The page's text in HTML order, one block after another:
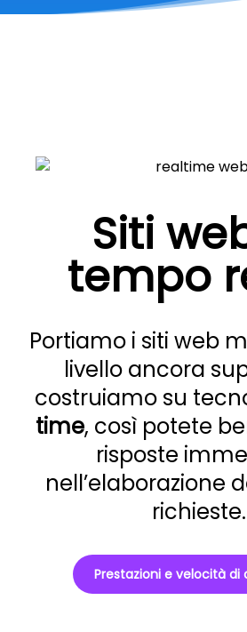
Siti
tempo
Portiamo i siti web
livello ancora
costruiamo su
time, così potete
risposte
nell’elaborazione
richieste.
Prestazioni e velocità di